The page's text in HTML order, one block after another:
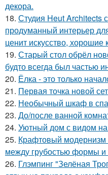
декора.
18. Студия Heut Architects
продуманный интерьер
ценит искусство, хорошие
19. Старый стол обрёл
будто всегда был частью
20. Ёлка - это только
21. Первая точка новой
22. Необычный шкаф в
23. До/после ванной
24. Уютный дом с видом
25. Крафтовый модернизм
между грубостью формы и
26. Глэмпинг "Зелёная